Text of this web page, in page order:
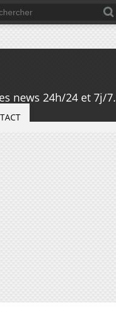
news 24h/24 et 7j/7.